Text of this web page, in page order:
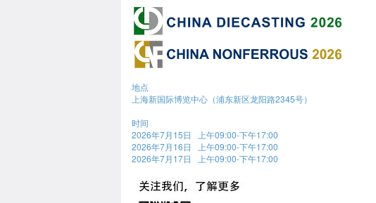
地点
上海新国际博览中心（浦东新区龙阳路2345号）
时间
2026年7月15日 上午09:00-下午17:00
2026年7月16日 上午09:00-下午17:00
2026年7月17日 上午09:00-下午17:00